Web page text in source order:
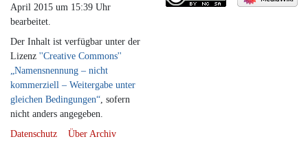
April 2015 um 15:39 Uhr
bearbeitet.
Der Inhalt ist verfügbar unter der
Lizenz ''Creative Commons''
„Namensnennung – nicht
kommerziell – Weitergabe unter
gleichen Bedingungen“, sofern
nicht anders angegeben.
Datenschutz
Über Archiv